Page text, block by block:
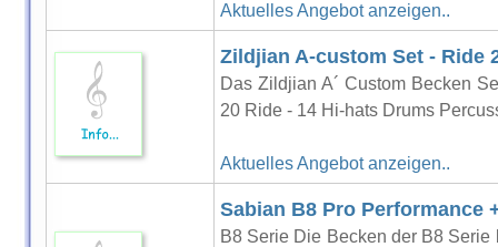
Aktuelles Angebot anzeigen..
Zildjian A-custom Set - Ride
Das Zildjian A´ Custom Becken
20 Ride - 14 Hi-hats Drums
Aktuelles Angebot anzeigen..
Sabian B8 Pro Performance
B8 Serie Die Becken der B8